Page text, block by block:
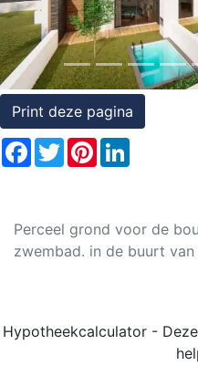
onroerend
goed
Print deze pagina
Facebook
TwitterPinterest
Perceel grond voor de
zwembad. in de buurt
Hypotheekcalculator -